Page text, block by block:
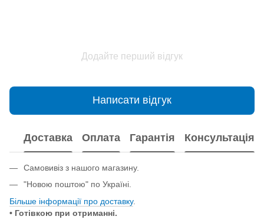
Додайте перший відгук
Написати відгук
Доставка Оплата Гарантія Консультація
Самовивіз з нашого магазину.
"Новою поштою" по Україні.
Більше інформації про доставку.
• Готівкою при отриманні.